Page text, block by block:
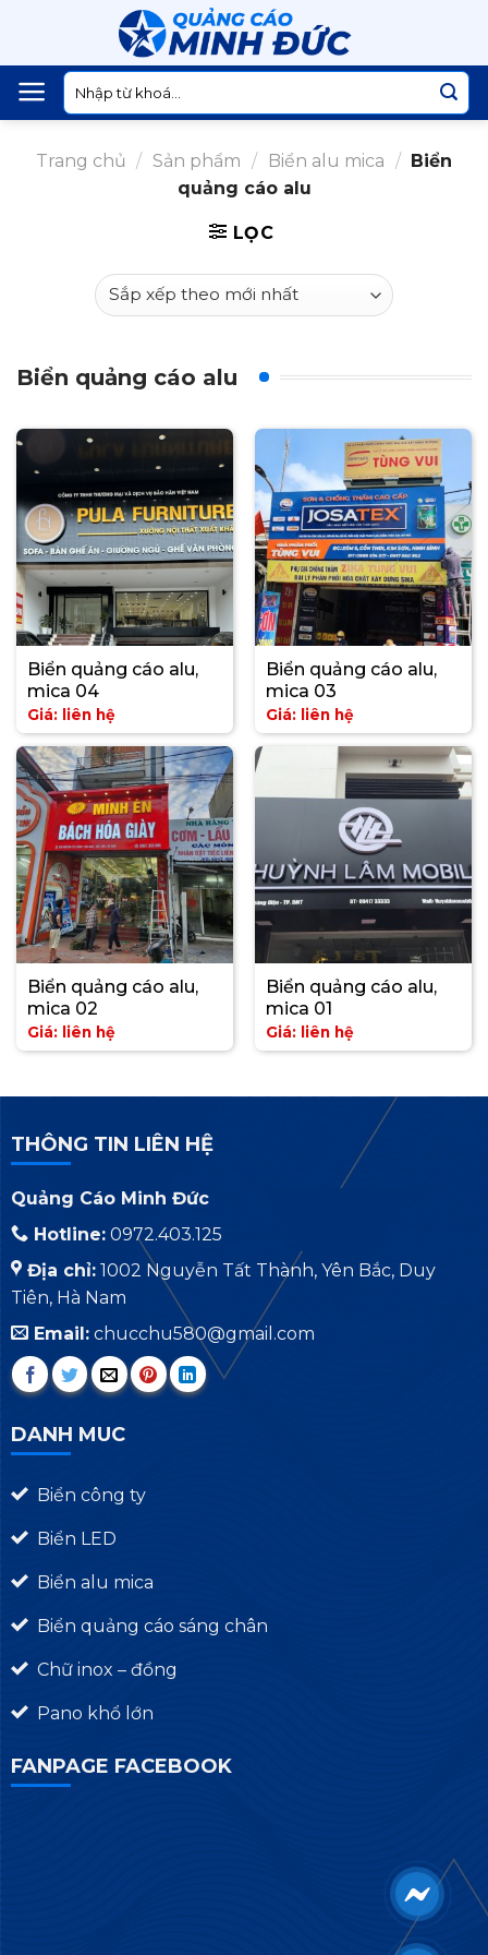
content
Tìm
kiếm:
Trang chủ / Sản phẩm / Biển alu mica / Biển
quảng cáo alu
LỌC
Biển quảng cáo alu
Biển quảng cáo alu,
mica 04
Giá: liên hệ
Biển quảng cáo alu,
mica 03
Giá: liên hệ
Biển quảng cáo alu,
mica 02
Giá: liên hệ
Biển quảng cáo alu,
mica 01
Giá: liên hệ
THÔNG TIN LIÊN HỆ
Quảng Cáo Minh Đức
Hotline:0972.403.125
Địa chỉ:1002 Nguyễn Tất Thành, Yên Bắc, Duy
Tiên, Hà Nam
Email:chucchu580@gmail.com
DANH MUC
Biển công ty
Biển LED
Biển alu mica
Biển quảng cáo sáng chân
Chữ inox – đồng
Pano khổ lớn
FANPAGE FACEBOOK